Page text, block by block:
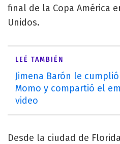
final de la Copa América
Unidos.
LEÉ TAMBIÉN
Jimena Barón le
Momo y compartió el
video
Desde la ciudad de